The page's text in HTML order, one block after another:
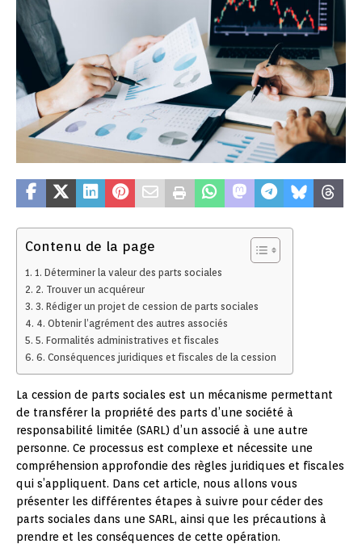
Contenu de la page
1. Déterminer la valeur des parts sociales
2. Trouver un acquéreur
3. Rédiger un projet de cession de parts sociales
4. Obtenir l’agrément des autres associés
5. Formalités administratives et fiscales
6. Conséquences juridiques et fiscales de la cession
La cession de parts sociales est un mécanisme permettant
de transférer la propriété des parts d’une société à
responsabilité limitée (SARL) d’un associé à une autre
personne. Ce processus est complexe et nécessite une
compréhension approfondie des règles juridiques et fiscales
qui s’appliquent. Dans cet article, nous allons vous
présenter les différentes étapes à suivre pour céder des
parts sociales dans une SARL, ainsi que les précautions à
prendre et les conséquences de cette opération.